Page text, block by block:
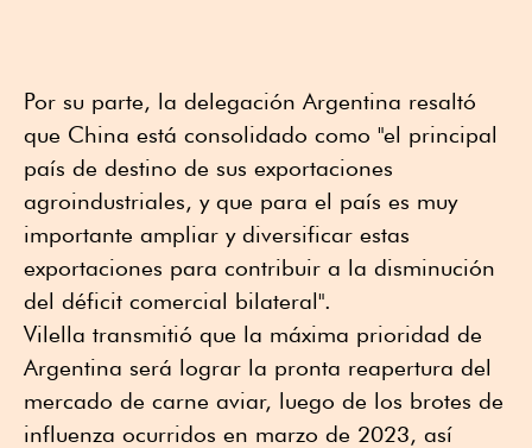
Por su parte, la delegación Argentina resaltó
que China está consolidado como "el principal
país de destino de sus exportaciones
agroindustriales, y que para el país es muy
importante ampliar y diversificar estas
exportaciones para contribuir a la disminución
del déficit comercial bilateral".
Vilella transmitió que la máxima prioridad de
Argentina será lograr la pronta reapertura del
mercado de carne aviar, luego de los brotes de
influenza ocurridos en marzo de 2023, así